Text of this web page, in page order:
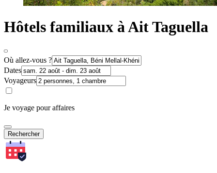
Hôtels familiaux à Ait Taguella
Où allez-vous ?
Dates
Voyageurs
Je voyage pour affaires
Rechercher